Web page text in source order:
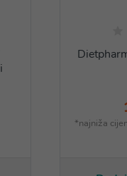
*najniža